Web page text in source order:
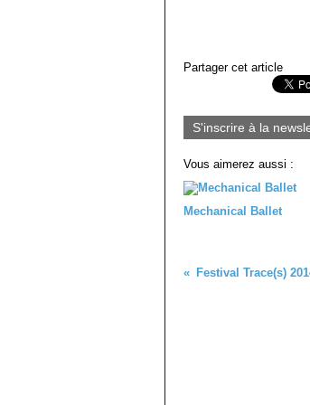
Partager cet article
S'inscrire à la
Vous aimerez aussi :
Mechanical Ballet
Festival Trace(s)